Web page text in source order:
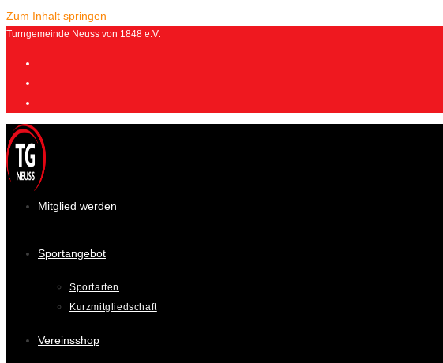
Zum Inhalt springen
Turngemeinde Neuss von 1848 e.V.
Mitglied werden
Sportangebot
Sportarten
Kurzmitgliedschaft
Vereinsshop